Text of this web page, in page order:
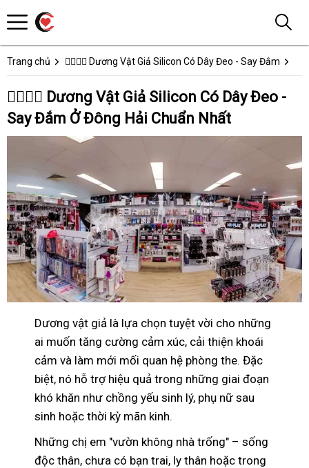
Trang chủ 👩‍❤️‍💋‍👨 Dương Vật Giả Silicon Có Dây Đeo - Say Đắm
👩‍❤️‍💋‍👨 Dương Vật Giả Silicon Có Dây Đeo -
Say Đắm Ở Đông Hải Chuẩn Nhất
Dương vật giả là lựa chọn tuyệt vời cho những
ai muốn tăng cường cảm xúc, cải thiện khoái
cảm và làm mới mối quan hệ phòng the. Đặc
biệt, nó hỗ trợ hiệu quả trong những giai đoạn
khó khăn như chồng yếu sinh lý, phụ nữ sau
sinh hoặc thời kỳ mãn kinh.
Những chị em "vườn không nhà trống" – sống
độc thân, chưa có bạn trai, ly thân hoặc trong